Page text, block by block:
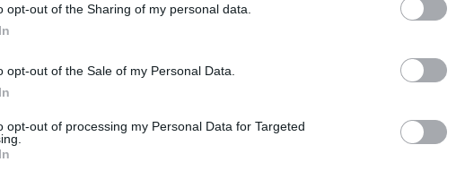
opt-out of the Sharing of my personal data.
opt-out of the Sale of my Personal Data.
opt-out of processing my Personal Data for Targeted
as candidaturas dos vereadores Vítor
Beja Consegue.
e outubro deste ano.